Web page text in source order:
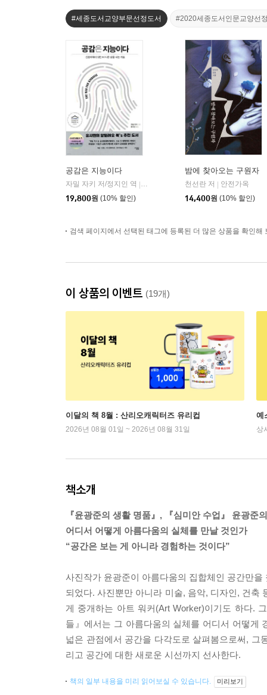
#세종도서교양부문선정도서 #2020세종도서인문교양선
공감은 지능이다
자밀 자키 저/정지인 역
심심
19,800원 (10% 할인)
밤에 찾아오는 구원자
천선란 저
안전가옥
14,400원 (10% 할인)
검색 페이지에서 선택된 태그에 등록된 더 많은 상품을 확인해
이 상품의 이벤트 (19개)
이달의 책 8월 : 산리오캐릭터즈 유리컵
2026년 08월 01일 ~ 2026년 08월 31일
예
상
책소개
『윤광준의 생활 명품』, 『심미안 수업』 윤광준
어디서 어떻게 아름다움의 실체를 만날 것인가
“공간은 보는 게 아니라 경험하는 것이다”
사진작가 윤광준이 아름다움의 집합체인 공간만
되었다. 사진뿐만 아니라 미술, 음악, 디자인, 건축
게 중개하는 아트 워커(Art Worker)이기도 하다.
들』에서는 그 아름다움의 실체를 어디서 어떻게
넓은 관점에서 공간을 다각도로 살펴봄으로써,
리고 공간에 대한 새로운 시선까지 선사한다.
책의 일부 내용을 미리 읽어보실 수 있습니다. 미리보기